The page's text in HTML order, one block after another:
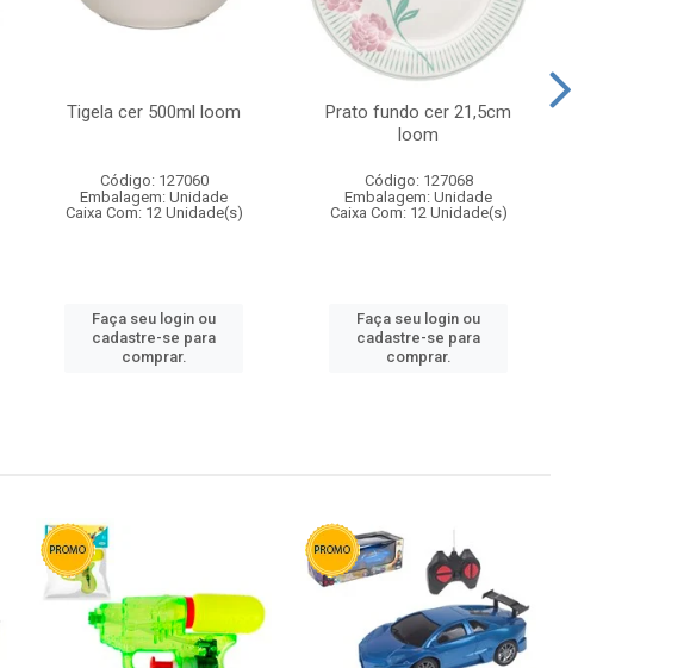
Tigela cer 500ml loom
Código: 127060
Embalagem: Unidade
Caixa Com: 12 Unidade(s)
Faça seu login ou
cadastre-se para
comprar.
Prato fundo cer 21,5cm
loom
Código: 127068
Embalagem: Unidade
Caixa Com: 12 Unidade(s)
Faça seu login ou
cadastre-se para
comprar.